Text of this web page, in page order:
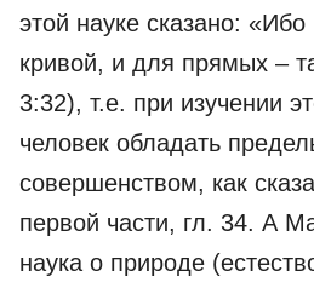
этой науке сказано:
кривой, и для прямых –
3:32), т.е. при изучении
человек обладать
совершенством, как
первой части, гл. 34. А
наука о природе